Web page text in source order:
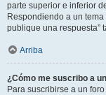
parte superior e inferior
Respondiendo a un
publique una respuesta”
Arriba
¿Cómo me suscribo a
Para suscribirse a un